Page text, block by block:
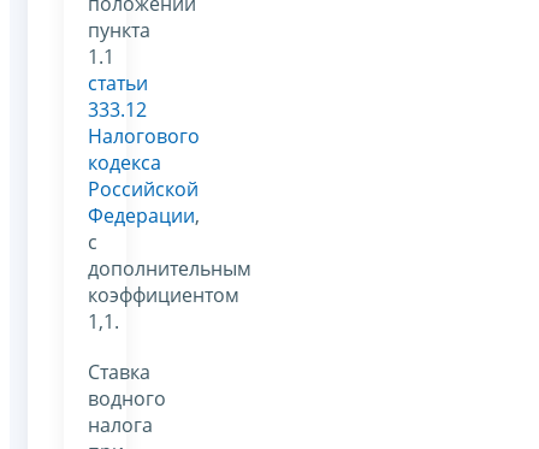
пункта
1.1
статьи
333.12
Налогового
кодекса
Российской
Федерации,
с
дополнительным
коэффициентом
1,1.
Ставка
водного
налога